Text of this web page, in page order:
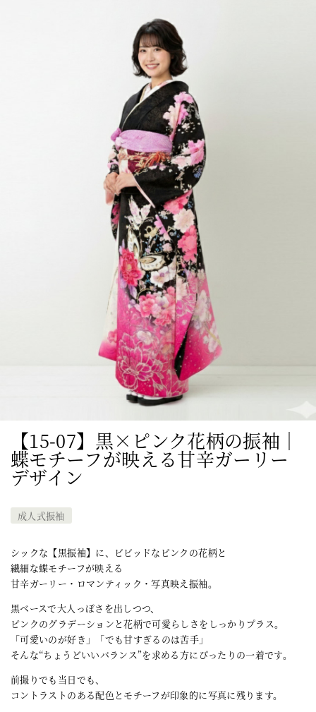
【15-07】黒×ピンク花柄の振袖｜
蝶モチーフが映える甘辛ガーリー
デザイン
成人式振袖
シックな【黒振袖】に、ビビッドなピンクの花柄と
繊細な蝶モチーフが映える
甘辛ガーリー・ロマンティック・写真映え振袖。
黒ベースで大人っぽさを出しつつ、
ピンクのグラデーションと花柄で可愛らしさをしっかりプラス。
「可愛いのが好き」「でも甘すぎるのは苦手」
そんな“ちょうどいいバランス”を求める方にぴったりの一着です。
前撮りでも当日でも、
コントラストのある配色とモチーフが印象的に写真に残ります。